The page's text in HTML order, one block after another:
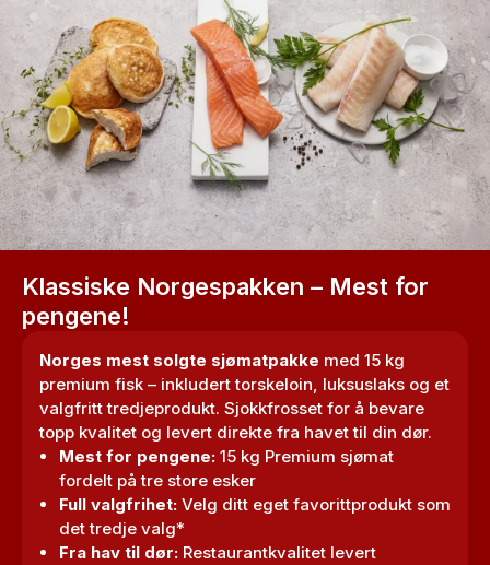
Klassiske Norgespakken – Mest for
pengene!
Norges mest solgte sjømatpakke med 15 kg
premium fisk – inkludert torskeloin, luksuslaks og et
valgfritt tredjeprodukt. Sjokkfrosset for å bevare
topp kvalitet og levert direkte fra havet til din dør.
Mest for pengene: 15 kg Premium sjømat
fordelt på tre store esker
Full valgfrihet: Velg ditt eget favorittprodukt som
det tredje valg*
Fra hav til dør: Restaurantkvalitet levert